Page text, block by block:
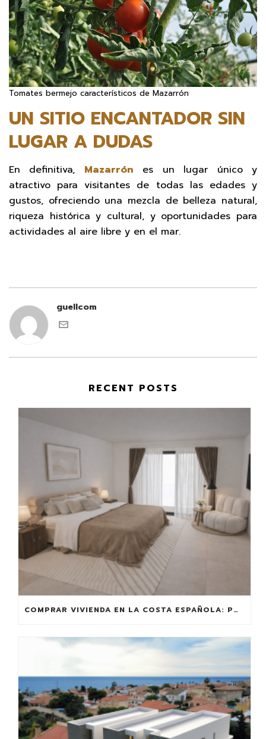
Tomates bermejo característicos de Mazarrón
UN SITIO ENCANTADOR SIN
LUGAR A DUDAS
En definitiva, Mazarrón es un lugar único y
atractivo para visitantes de todas las edades y
gustos, ofreciendo una mezcla de belleza natural,
riqueza histórica y cultural, y oportunidades para
actividades al aire libre y en el mar.
guellcom
RECENT POSTS
COMPRAR VIVIENDA EN LA COSTA ESPAÑOLA: POR QUÉ SIGUE SIENDO UNA JUGADA GANADORA